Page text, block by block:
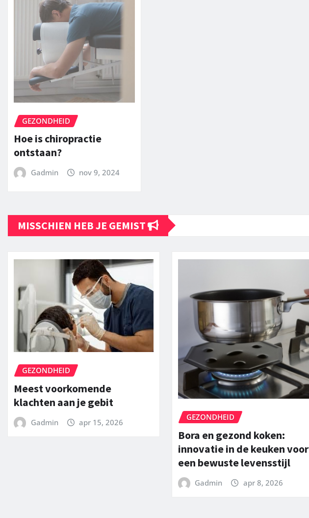
GEZONDHEID
Hoe is chiropractie
ontstaan?
Gadmin nov 9, 2024
MISSCHIEN HEB JE GEMIST
GEZONDHEID
Meest voorkomende
klachten aan je gebit
Gadmin apr 15, 2026
GEZONDHEID
Bora en gezond koken:
innovatie in de keuken voor
een bewuste levensstijl
Gadmin apr 8, 2026